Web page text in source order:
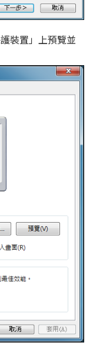
裝置」上預覽並